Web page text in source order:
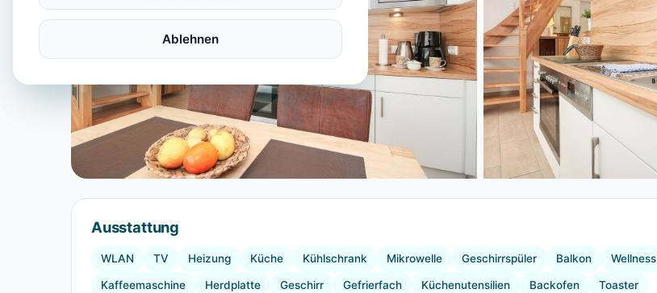
Ausstattung
WLAN TV Heizung Küche Kühlschrank Mikrowelle Geschirrspüler Balkon Wellness
Kaffeemaschine Herdplatte Geschirr Gefrierfach Küchenutensilien Backofen Toaster
Ablehnen